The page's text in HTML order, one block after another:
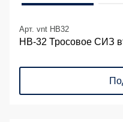
Арт. vnt HB32
НВ-32 Тросовое СИЗ